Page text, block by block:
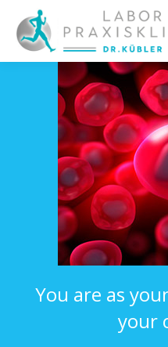
You are as
your